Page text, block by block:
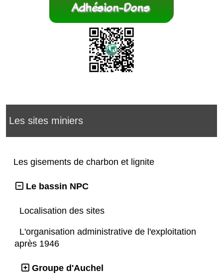
Les sites miniers
Les gisements de charbon et lignite
Le bassin NPC
Localisation des sites
L'organisation administrative de l'exploitation
après 1946
Groupe d'Auchel